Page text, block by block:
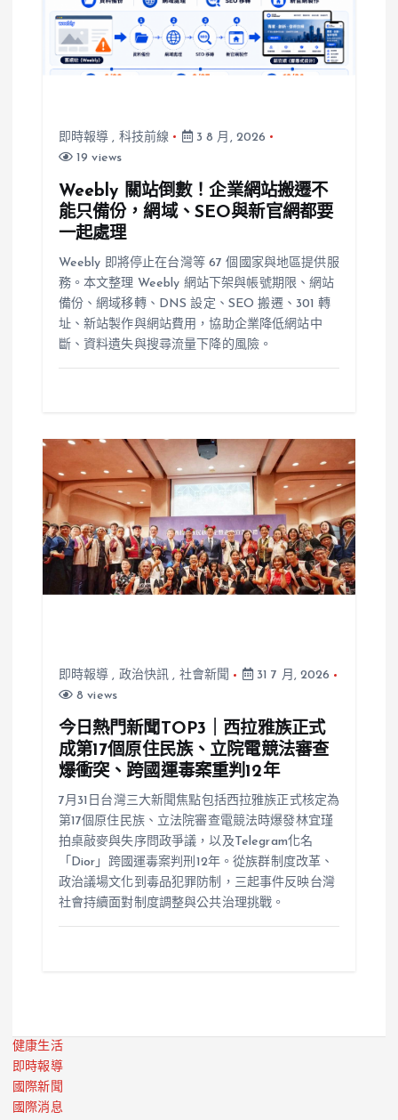
即時報導 , 科技前線
3 8 月, 2026
19 views
Weebly 關站倒數！企業網站搬遷不
能只備份，網域、SEO與新官網都要
一起處理
Weebly 即將停止在台灣等 67 個國家與地區提供服
務。本文整理 Weebly 網站下架與帳號期限、網站
備份、網域移轉、DNS 設定、SEO 搬遷、301 轉
址、新站製作與網站費用，協助企業降低網站中
斷、資料遺失與搜尋流量下降的風險。
即時報導 , 政治快訊 , 社會新聞
31 7 月, 2026
8 views
今日熱門新聞TOP3｜西拉雅族正式
成第17個原住民族、立院電競法審查
爆衝突、跨國運毒案重判12年
7月31日台灣三大新聞焦點包括西拉雅族正式核定為
第17個原住民族、立法院審查電競法時爆發林宜瑾
拍桌敲麥與失序問政爭議，以及Telegram化名
「Dior」跨國運毒案判刑12年。從族群制度改革、
政治議場文化到毒品犯罪防制，三起事件反映台灣
社會持續面對制度調整與公共治理挑戰。
健康生活
即時報導
國際新聞
國際消息